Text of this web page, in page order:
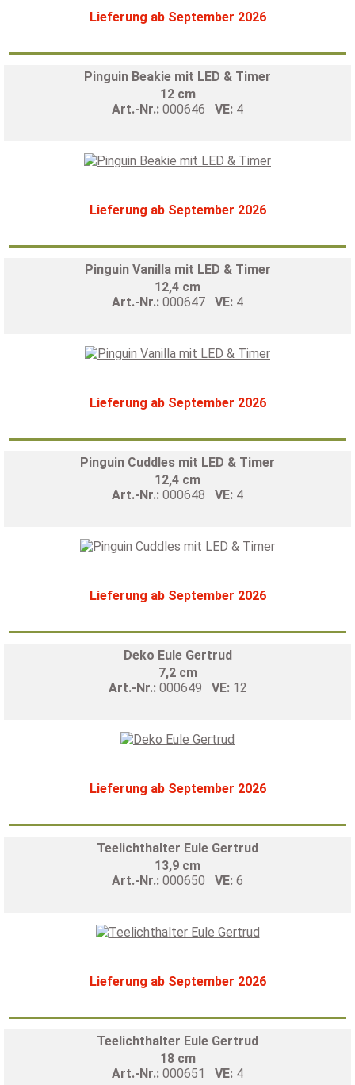
Lieferung ab September 2026
Pinguin Beakie mit LED & Timer
12 cm
Art.-Nr.: 000646 VE: 4
Lieferung ab September 2026
Pinguin Vanilla mit LED & Timer
12,4 cm
Art.-Nr.: 000647 VE: 4
Lieferung ab September 2026
Pinguin Cuddles mit LED & Timer
12,4 cm
Art.-Nr.: 000648 VE: 4
Lieferung ab September 2026
Deko Eule Gertrud
7,2 cm
Art.-Nr.: 000649 VE: 12
Lieferung ab September 2026
Teelichthalter Eule Gertrud
13,9 cm
Art.-Nr.: 000650 VE: 6
Lieferung ab September 2026
Teelichthalter Eule Gertrud
18 cm
Art.-Nr.: 000651 VE: 4